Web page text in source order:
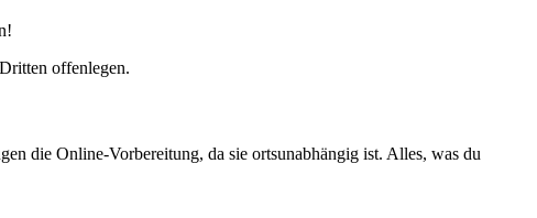
offenlegen.
die Online-Vorbereitung, da sie ortsunabhängig ist. Alles, was du